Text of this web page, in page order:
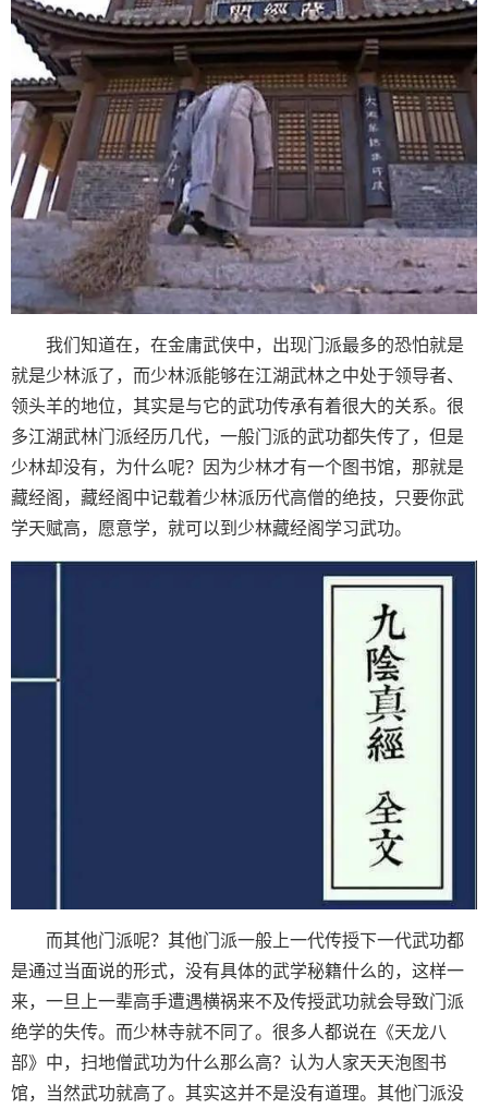
我们知道在，在金庸武侠中，出现门派最多的恐怕就是
就是少林派了，而少林派能够在江湖武林之中处于领导者、
领头羊的地位，其实是与它的武功传承有着很大的关系。很
多江湖武林门派经历几代，一般门派的武功都失传了，但是
少林却没有，为什么呢？因为少林才有一个图书馆，那就是
藏经阁，藏经阁中记载着少林派历代高僧的绝技，只要你武
学天赋高，愿意学，就可以到少林藏经阁学习武功。
而其他门派呢？其他门派一般上一代传授下一代武功都
是通过当面说的形式，没有具体的武学秘籍什么的，这样一
来，一旦上一辈高手遭遇横祸来不及传授武功就会导致门派
绝学的失传。而少林寺就不同了。很多人都说在《天龙八
部》中，扫地僧武功为什么那么高？认为人家天天泡图书
馆，当然武功就高了。其实这并不是没有道理。其他门派没